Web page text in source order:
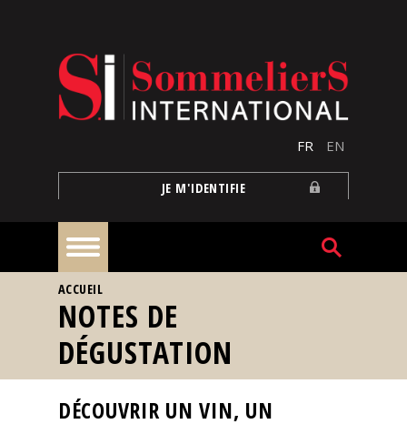
FR EN
JE M'IDENTIFIE
À
la
une
Reportages
VOUS ÊTES ICI
ACCUEIL
NOTES DE
DÉGUSTATION
DÉCOUVRIR UN VIN, UN